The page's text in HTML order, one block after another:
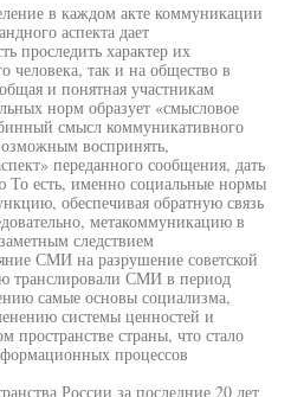
в каждом акте коммуникации
аспекта дает
проследить характер их
человека, так и на общество в
и понятная участникам
норм образует «смысловое
смысл коммуникативного
воспринять,
переданного сообщения, дать
То есть, именно социальные нормы
обеспечивая обратную связь
метакоммуникацию в
следствием
СМИ на разрушение советской
транслировали СМИ в период
самые основы социализма,
системы ценностей и
пространстве страны, что стало
процессов
России за последние 20 лет